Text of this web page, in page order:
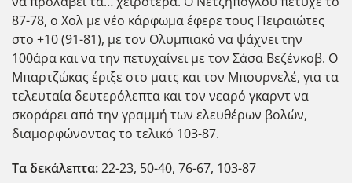
87-78, ο Χολ με νέο κάρφωμα έφερε τους Πειραιώτες
στο +10 (91-81), με τον Ολυμπιακό να ψάχνει την
100άρα και να την πετυχαίνει με τον Σάσα Βεζένκοβ. Ο
Μπαρτζώκας έριξε στο ματς και τον Μπουρνελέ, για τα
τελευταία δευτερόλεπτα και τον νεαρό γκαρντ να
σκοράρει από την γραμμή των ελευθέρων βολών,
διαμορφώνοντας το τελικό 103-87.
Τα δεκάλεπτα:22-23, 50-40, 76-67, 103-87